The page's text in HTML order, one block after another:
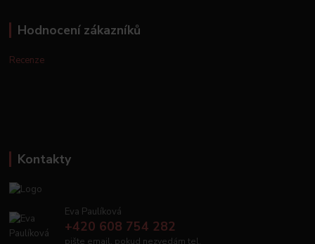
Hodnocení zákazníků
Recenze
Kontakty
Eva Paulíková
+420 608 754 282
pište email, pokud nezvedám tel.